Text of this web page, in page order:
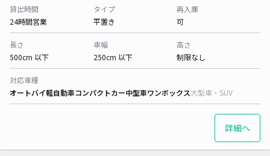
貸出時間
24時間営業
タイプ
平置き
再入庫
可
長さ
500cm 以下
車幅
250cm 以下
高さ
制限なし
対応車種
オートバイ軽自動車コンパクトカー中型車ワンボックス大型車・SUV
詳細へ